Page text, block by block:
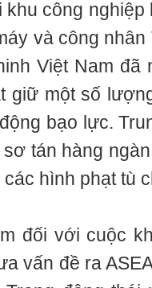
khu công
và công
Việt Nam đã
giữ một số
bạo lực.
tán hàng
hình phạt tù
đối với cuộc
vấn đề ra